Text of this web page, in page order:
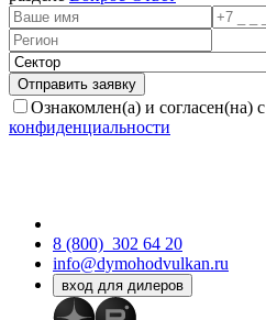
Ознакомлен(а) и согласен(на) с
конфиденциальности
8 (800) 302 64 20
info@dymohodvulkan.ru